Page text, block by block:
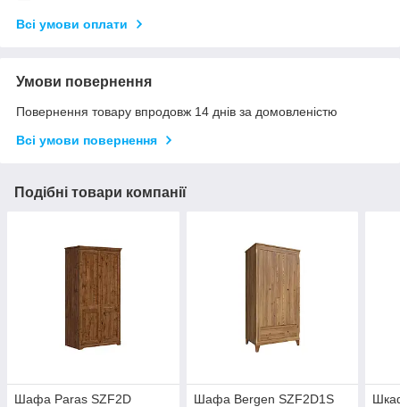
Всі умови оплати
Умови повернення
Повернення товару впродовж 14 днів за домовленістю
Всі умови повернення
Подібні товари компанії
Шафа Paras SZF2D Шафа Bergen SZF2D1S